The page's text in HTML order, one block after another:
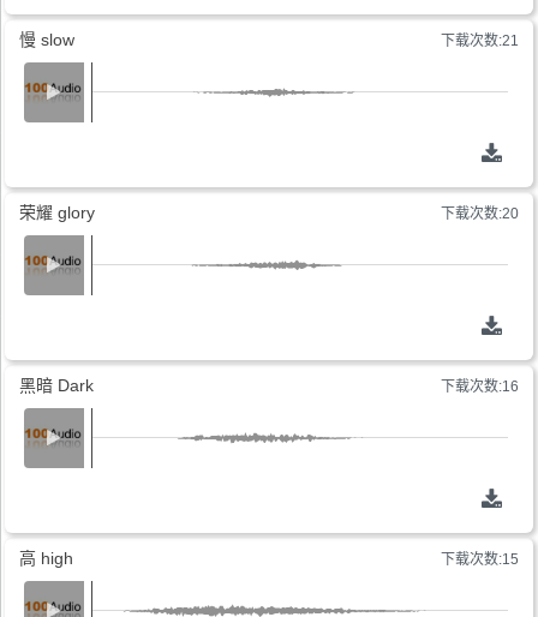
下载次数:21
慢 slow
下载次数:20
荣耀 glory
下载次数:16
黑暗 Dark
下载次数:15
高 high